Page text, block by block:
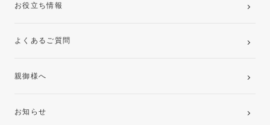
お役立ち情報
よくあるご質問
親御様へ
お知らせ